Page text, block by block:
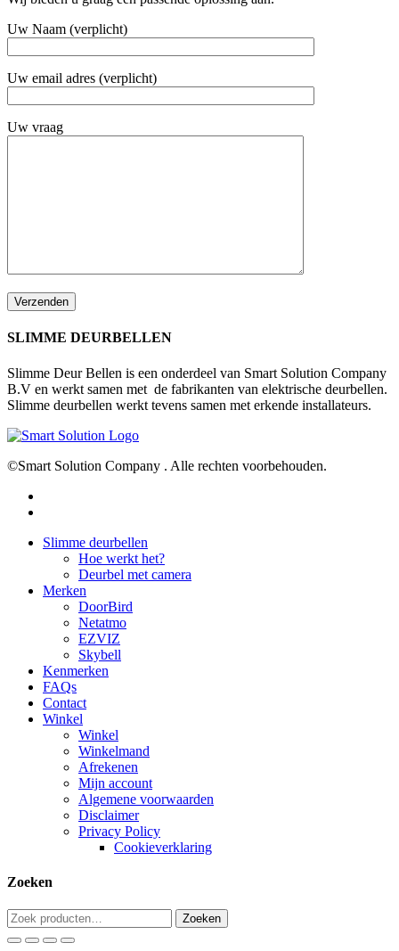
Uw Naam (verplicht)
Uw email adres (verplicht)
Uw vraag
SLIMME DEURBELLEN
Slimme Deur Bellen is een onderdeel van Smart Solution Company
B.V en werkt samen met de fabrikanten van elektrische deurbellen.
Slimme deurbellen werkt tevens samen met erkende installateurs.
©Smart Solution Company . Alle rechten voorbehouden.
Close
Slimme deurbellen
Hoe werkt het?
Deurbel met camera
Merken
DoorBird
Netatmo
EZVIZ
Skybell
Kenmerken
FAQs
Contact
Winkel
Winkel
Winkelmand
Afrekenen
Mijn account
Algemene voorwaarden
Disclaimer
Privacy Policy
Cookieverklaring
Zoeken
Zoeken
naar:
Zoeken